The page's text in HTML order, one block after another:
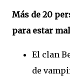
Más de 20
para estar
El clan
de